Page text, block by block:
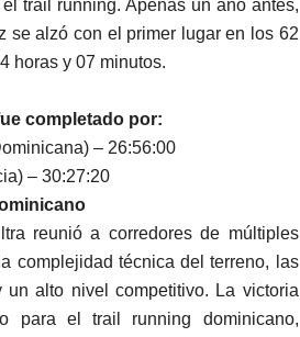
trail running. Apenas un año antes,
se alzó con el primer lugar en los 62
horas y 07 minutos.
completado por:
– 26:56:00
– 30:27:20
reunió a corredores de múltiples
complejidad técnica del terreno, las
alto nivel competitivo. La victoria
para el trail running dominicano,